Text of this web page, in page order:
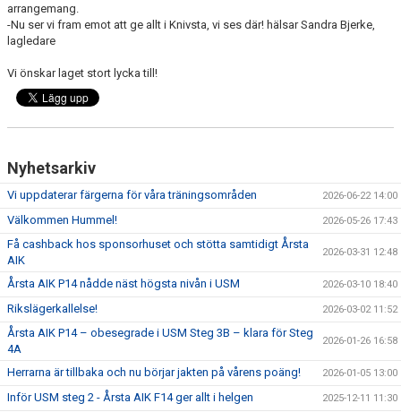
arrangemang.
-Nu ser vi fram emot att ge allt i Knivsta, vi ses där! hälsar Sandra Bjerke,
lagledare
Vi önskar laget stort lycka till!
Nyhetsarkiv
Vi uppdaterar färgerna för våra träningsområden 2026-06-22 14:00
Välkommen Hummel! 2026-05-26 17:43
Få cashback hos sponsorhuset och stötta samtidigt Årsta
AIK
2026-03-31 12:48
Årsta AIK P14 nådde näst högsta nivån i USM 2026-03-10 18:40
Rikslägerkallelse! 2026-03-02 11:52
Årsta AIK P14 – obesegrade i USM Steg 3B – klara för Steg
4A
2026-01-26 16:58
Herrarna är tillbaka och nu börjar jakten på vårens poäng! 2026-01-05 13:00
Inför USM steg 2 - Årsta AIK F14 ger allt i helgen 2025-12-11 11:30